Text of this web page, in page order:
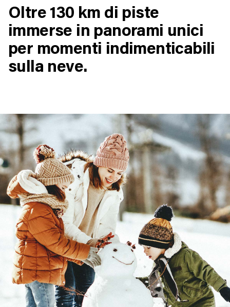
Oltre 130 km di piste
immerse in panorami unici
per momenti indimenticabili
sulla neve.